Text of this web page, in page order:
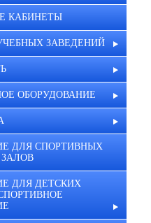
КАБИНЕТЫ
ЗАВЕДЕНИЙ
ОБОРУДОВАНИЕ
ДЛЯ СПОРТИВНЫХ
ДЛЯ ДЕТСКИХ